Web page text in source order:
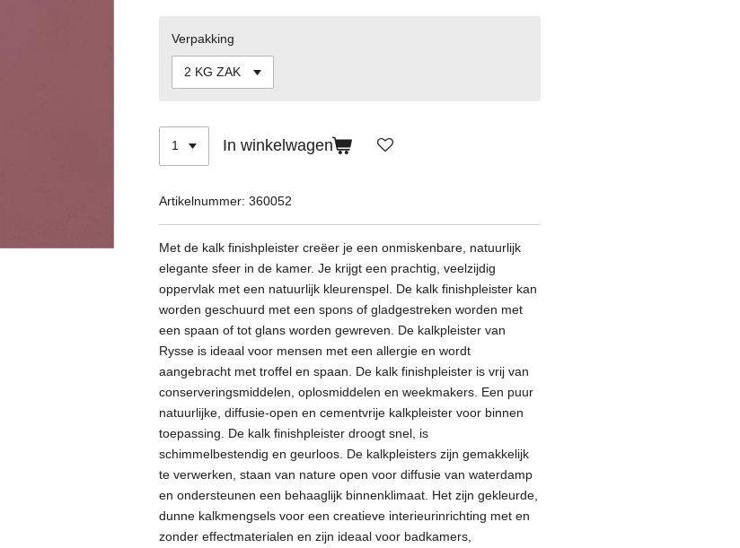
Verpakking
In winkelwagen
Artikelnummer: 360052
Met de kalk finishpleister creëer je een onmiskenbare, natuurlijk
elegante sfeer in de kamer. Je krijgt een prachtig, veelzijdig
oppervlak met een natuurlijk kleurenspel. De kalk finishpleister kan
worden geschuurd met een spons of gladgestreken worden met
een spaan of tot glans worden gewreven. De kalkpleister van
Rysse is ideaal voor mensen met een allergie en wordt
aangebracht met troffel en spaan.
De kalk finishpleister is vrij van
conserveringsmiddelen, oplosmiddelen en weekmakers. Een puur
natuurlijke, diffusie-open en cementvrije kalkpleister voor binnen
toepassing. De kalk finishpleister droogt snel, is
schimmelbestendig en geurloos. De kalkpleisters zijn gemakkelijk
te verwerken, staan ​​van nature open voor diffusie van waterdamp
en ondersteunen een behaaglijk binnenklimaat. Het zijn gekleurde,
dunne kalkmengsels voor een creatieve interieurinrichting met en
zonder effectmaterialen en zijn ideaal voor badkamers,